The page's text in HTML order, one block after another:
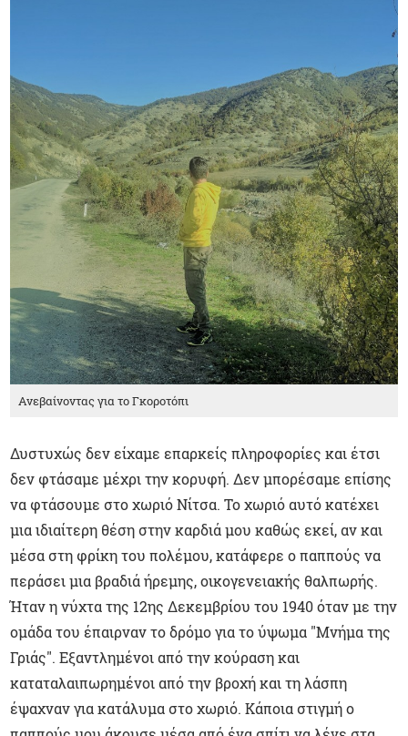
Ανεβαίνοντας για το Γκοροτόπι
Δυστυχώς δεν είχαμε επαρκείς πληροφορίες και έτσι
δεν φτάσαμε μέχρι την κορυφή. Δεν μπορέσαμε επίσης
να φτάσουμε στο χωριό Νίτσα. Το χωριό αυτό κατέχει
μια ιδιαίτερη θέση στην καρδιά μου καθώς εκεί, αν και
μέσα στη φρίκη του πολέμου, κατάφερε ο παππούς να
περάσει μια βραδιά ήρεμης, οικογενειακής θαλπωρής.
Ήταν η νύχτα της 12ης Δεκεμβρίου του 1940 όταν με την
ομάδα του έπαιρναν το δρόμο για το ύψωμα "Μνήμα της
Γριάς". Εξαντλημένοι από την κούραση και
καταταλαιπωρημένοι από την βροχή και τη λάσπη
έψαχναν για κατάλυμα στο χωριό. Κάποια στιγμή ο